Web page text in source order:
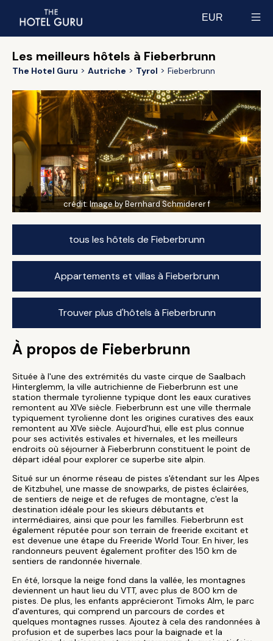
EUR
Les meilleurs hôtels à Fieberbrunn
The Hotel Guru Autriche Tyrol Fieberbrunn
crédit: Image by Bernhard Schmiderer f
tous les hôtels de Fieberbrunn
Appartements et villas à Fieberbrunn
Trouver plus d'hôtels à Fieberbrunn
À propos de Fieberbrunn
Située à l'une des extrémités du vaste cirque de Saalbach
Hinterglemm, la ville autrichienne de Fieberbrunn est une
station thermale tyrolienne typique dont les eaux curatives
remontent au XIVe siècle. Fieberbrunn est une ville thermale
typiquement tyrolienne dont les origines curatives des eaux
remontent au XIVe siècle. Aujourd'hui, elle est plus connue
pour ses activités estivales et hivernales, et les meilleurs
endroits où séjourner à Fieberbrunn constituent le point de
départ idéal pour explorer ce superbe site alpin.
Situé sur un énorme réseau de pistes s'étendant sur les Alpes
de Kitzbuhel, une masse de snowparks, de pistes éclairées,
de sentiers de neige et de refuges de montagne, c'est la
destination idéale pour les skieurs débutants et
intermédiaires, ainsi que pour les familles. Fieberbrunn est
également réputée pour son terrain de freeride excitant et
est devenue une étape du Freeride World Tour. En hiver, les
randonneurs peuvent également profiter des 150 km de
sentiers de randonnée hivernale.
En été, lorsque la neige fond dans la vallée, les montagnes
deviennent un haut lieu du VTT, avec plus de 800 km de
pistes. De plus, les enfants apprécieront Timoks Alm, le parc
d'aventures, qui comprend un parcours de cordes et
quelques montagnes russes. Ajoutez à cela des randonnées à
profusion et de superbes lacs pour la baignade et la